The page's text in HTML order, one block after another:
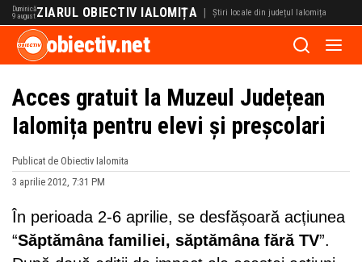
Duminică
9 august ZIARUL OBIECTIV IALOMIȚA | Știri locale din județul Ialomița
obiectiv.net
Acces gratuit la Muzeul Județean
Ialomița pentru elevi și preșcolari
Publicat de Obiectiv Ialomita
3 aprilie 2012, 7:31 PM
În perioada 2-6 aprilie, se desfășoară acțiunea
“Săptămâna familiei, săptămâna fără TV”.